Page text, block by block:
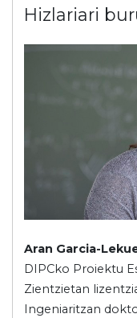
Hizlariari
Aran Garcia-
DIPCko Proiektu
Zientzietan
Ingeniaritzan